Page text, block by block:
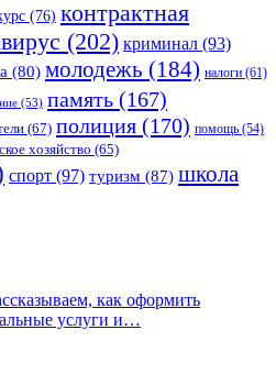
(76) контрактная
(202) криминал (93)
(80) молодежь (184) налоги (61)
(53) память (167)
(67) полиция (170) помощь (54)
хозяйство (65)
спорт (97) туризм (87) школа
как оформить
услуги и…